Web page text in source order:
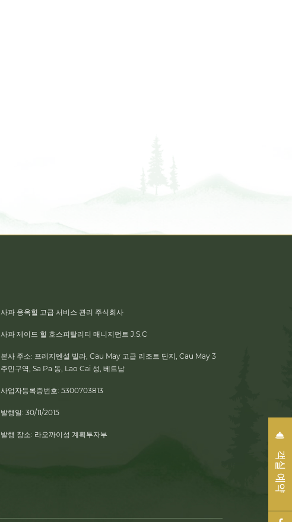
사파 응옥힐 고급 서비스 관리 주식회사
사파 제이드 힐 호스피탈리티 매니지먼트 J.S.C
본사 주소: 프레지덴셜 빌라, Cau May 고급 리조트 단지, Cau May 3
주민구역, Sa Pa 동, Lao Cai 성, 베트남
사업자등록증번호: 5300703813
발행일: 30/11/2015
발행 장소: 라오까이성 계획투자부